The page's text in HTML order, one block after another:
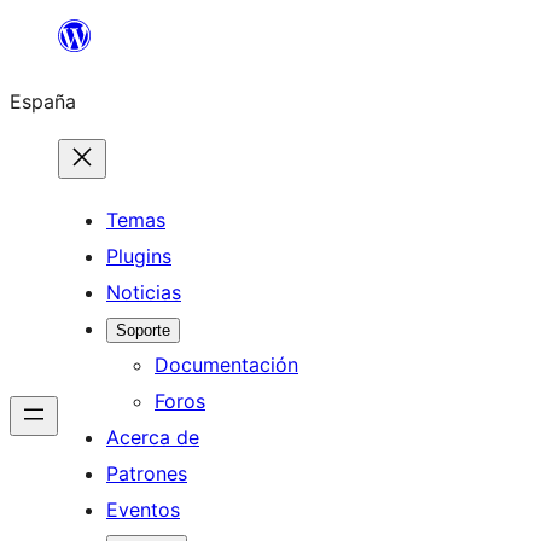
Saltar
contenido
España
Temas
Plugins
Noticias
Soporte
Documentación
Foros
Acerca de
Patrones
Eventos